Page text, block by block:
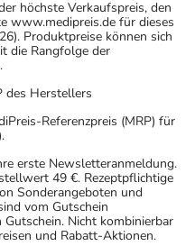
höchste Verkaufspreis, den
www.medipreis.de für dieses
Produktpreise können sich
die Rangfolge der
des Herstellers
Referenzpreis (MRP) für
erste Newsletteranmeldung.
49 €. Rezeptpflichtige
Sonderangeboten und
vom Gutschein
Nicht kombinierbar
und Rabatt-Aktionen.